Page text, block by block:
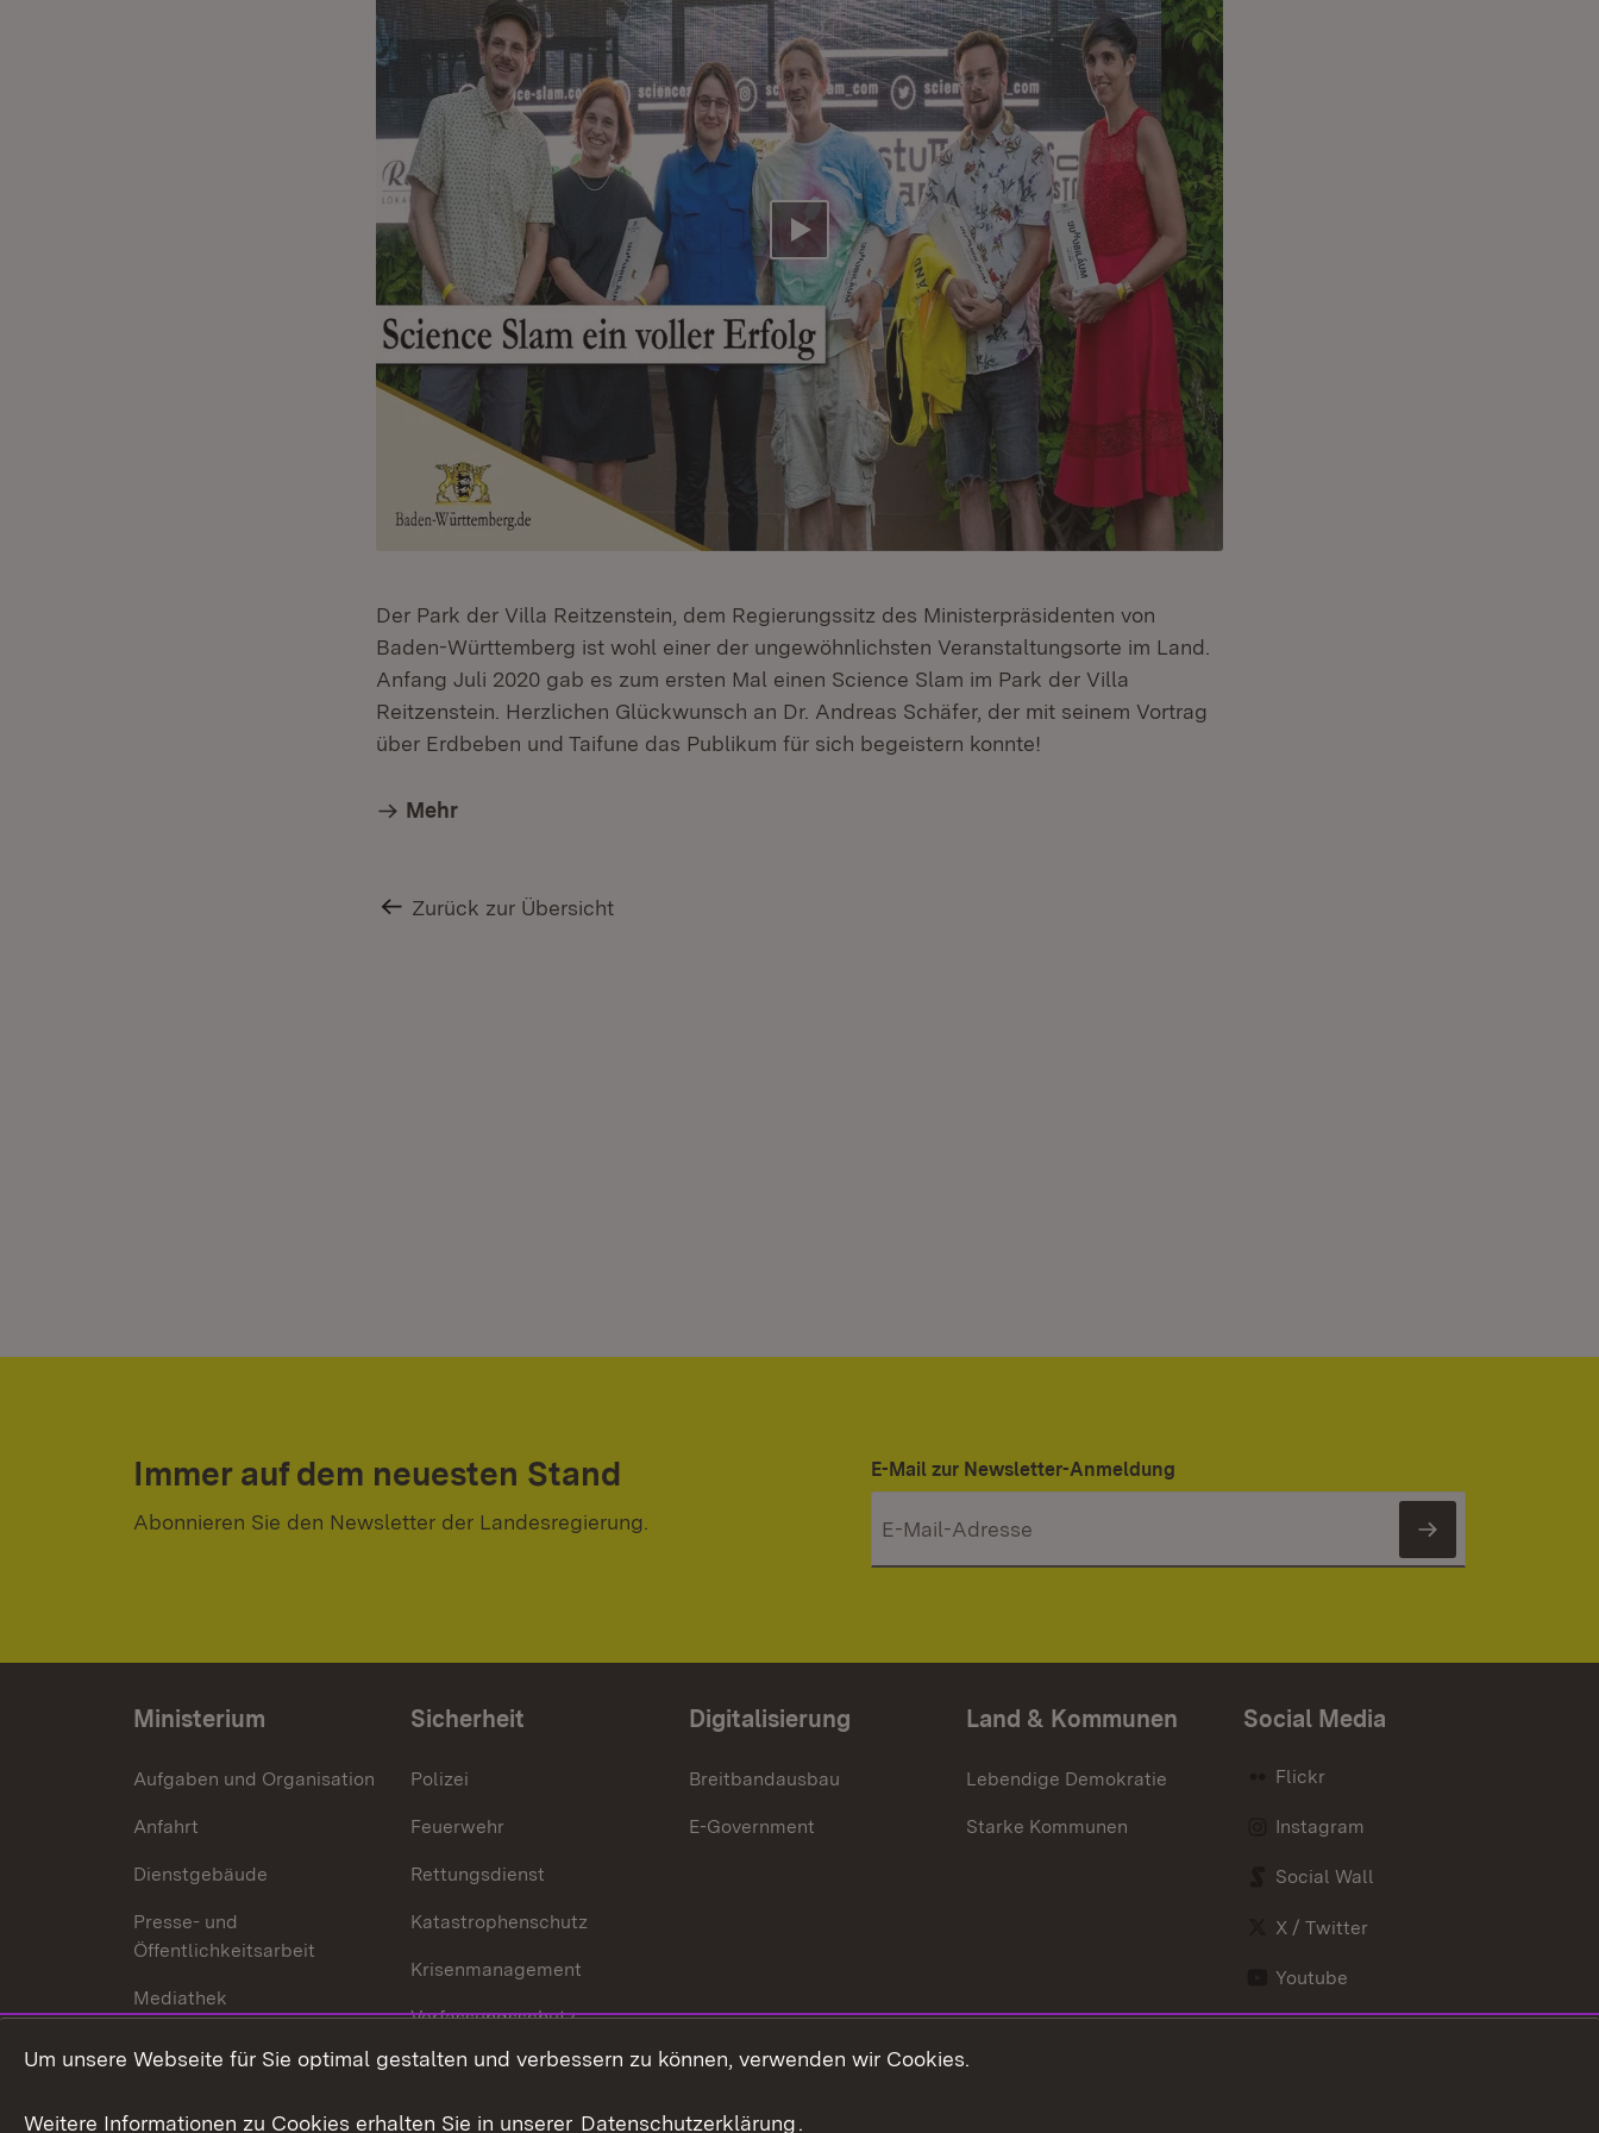
Video abspielen
Der Park der Villa Reitzenstein, dem Regierungssitz des Ministerpräsidenten von
Baden-Württemberg ist wohl einer der ungewöhnlichsten Veranstaltungsorte im Land.
Anfang Juli 2020 gab es zum ersten Mal einen Science Slam im Park der Villa
Reitzenstein. Herzlichen Glückwunsch an Dr. Andreas Schäfer, der mit seinem Vortrag
über Erdbeben und Taifune das Publikum für sich begeistern konnte!
Mehr
Zurück zur Übersicht
Immer auf dem neuesten Stand
Abonnieren Sie den Newsletter der Landesregierung.
E-Mail zur Newsletter-Anmeldung
Newsletter
Ministerium
Aufgaben und Organisation
Anfahrt
Dienstgebäude
Presse- und
Öffentlichkeitsarbeit
Mediathek
Publikationen
Sicherheit
Polizei
Feuerwehr
Rettungsdienst
Katastrophenschutz
Krisenmanagement
Verfassungsschutz
Datenschutz
Glücksspielrecht
Digitalisierung
Breitbandausbau
E-Government
Land & Kommunen
Lebendige Demokratie
Starke Kommunen
Social Media
Flickr
Instagram
Social Wall
X / Twitter
Youtube
Um unsere Webseite für Sie optimal gestalten und verbessern zu können, verwenden wir Cookies.
Weitere Informationen zu Cookies erhalten Sie in unserer Datenschutzerklärung.